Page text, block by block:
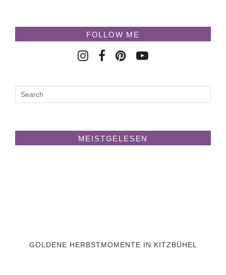
FOLLOW ME
MEISTGELESEN
GOLDENE HERBSTMOMENTE IN KITZBÜHEL